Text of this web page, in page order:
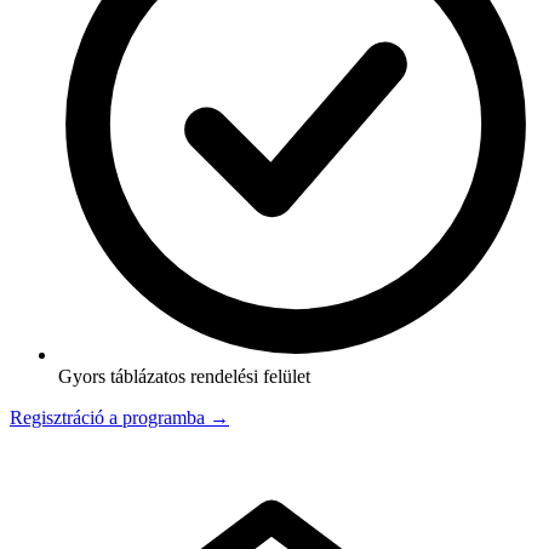
Gyors táblázatos rendelési felület
Regisztráció a programba →